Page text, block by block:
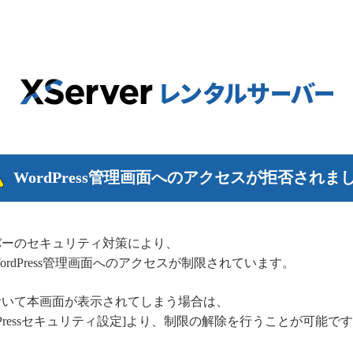
WordPress管理画面へのアクセスが拒否されま
のセキュリティ対策により、
管理画面へのアクセスが制限されています。
て本画面が表示されてしまう場合は、
セキュリティ設定]より、制限の解除を行うことが可能です